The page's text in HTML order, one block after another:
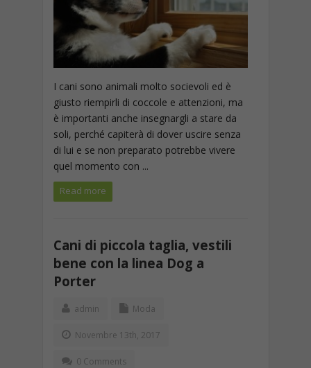
I cani sono animali molto socievoli ed è
giusto riempirli di coccole e attenzioni, ma
è importanti anche insegnargli a stare da
soli, perché capiterà di dover uscire senza
di lui e se non preparato potrebbe vivere
quel momento con ...
Read more
Cani di piccola taglia, vestili
bene con la linea Dog a
Porter
admin Moda
Novembre 13th, 2017
0 Comments